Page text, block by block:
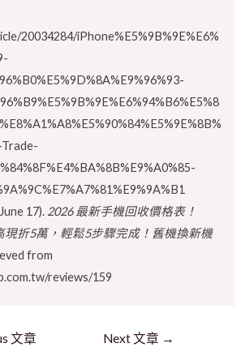
20034284/iPhone%E5%9B%9E%E6%
17). 2026 最新手機回收價格表！
現折5萬，輕鬆5步驟完成！舊機換新機
from
reviews/159
文章 Next 文章 →